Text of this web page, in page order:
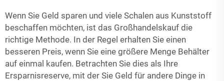
Wenn Sie Geld sparen und viele Schalen aus Kunststoff
beschaffen möchten, ist das Großhandelskauf die
richtige Methode. In der Regel erhalten Sie einen
besseren Preis, wenn Sie eine größere Menge Behälter
auf einmal kaufen. Betrachten Sie dies als Ihre
Ersparnisreserve, mit der Sie Geld für andere Dinge in